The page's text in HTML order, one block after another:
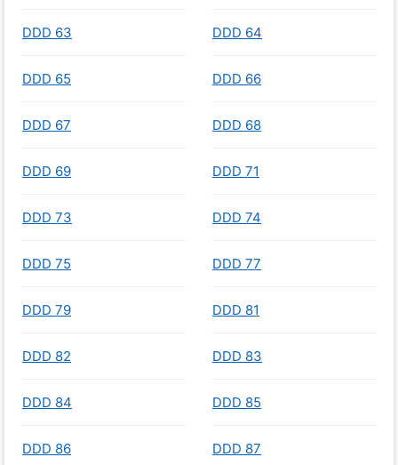
DDD 63 DDD 64
DDD 65 DDD 66
DDD 67 DDD 68
DDD 69 DDD 71
DDD 73 DDD 74
DDD 75 DDD 77
DDD 79 DDD 81
DDD 82 DDD 83
DDD 84 DDD 85
DDD 86 DDD 87